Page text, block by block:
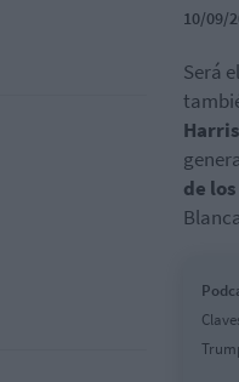
10/09/
Será
Harris
de